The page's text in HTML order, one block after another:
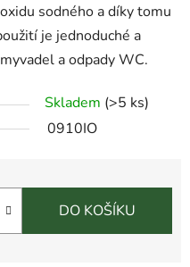
sodného a díky tomu
je jednoduché a
a odpady WC.
Skladem (>5 ks)
0910IO
DO KOŠÍKU